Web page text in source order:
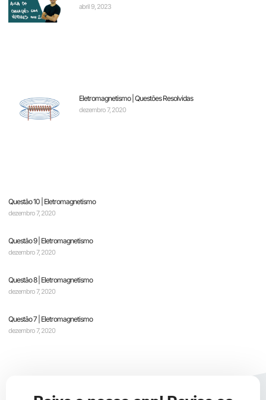
abril 9, 2023
Eletromagnetismo | Questões Resolvidas
dezembro 7, 2020
Questão 10 | Eletromagnetismo
dezembro 7, 2020
Questão 9 | Eletromagnetismo
dezembro 7, 2020
Questão 8 | Eletromagnetismo
dezembro 7, 2020
Questão 7 | Eletromagnetismo
dezembro 7, 2020